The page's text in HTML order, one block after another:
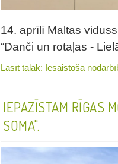
14. aprīlī Maltas
“Danči un rotaļas -
Lasīt tālāk: Iesaistošā
IEPAZĪSTAM RĪGAS
SOMA".